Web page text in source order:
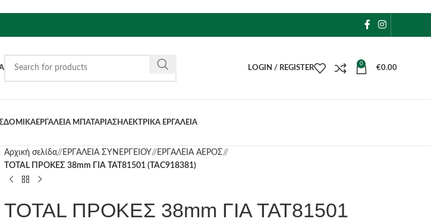
LOGIN / REGISTER
0
€0.00
ΔΟΜΙΚΑΕΡΓΑΛΕΙΑ ΜΠΑΤΑΡΙΑΣΗΛΕΚΤΡΙΚΑ ΕΡΓΑΛΕΙΑ
Αρχική σελίδα/ ΕΡΓΑΛΕΙΑ ΣΥΝΕΡΓΕΙΟΥ/ ΕΡΓΑΛΕΙΑ ΑΕΡΟΣ/
TOTAL ΠΡΟΚΕΣ 38mm ΓΙΑ TAT81501 (TAC918381)
TOTAL ΠΡΟΚΕΣ 38mm ΓΙΑ TAT81501